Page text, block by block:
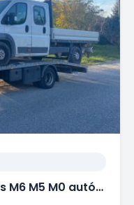
Autómentés Furgonmentés M6 M5 M0 autópálya 0-24